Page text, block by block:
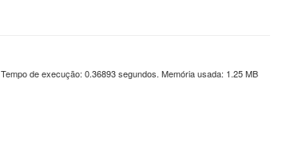
Tempo de execução: 0.36893 segundos. Memória usada: 1.25 MB